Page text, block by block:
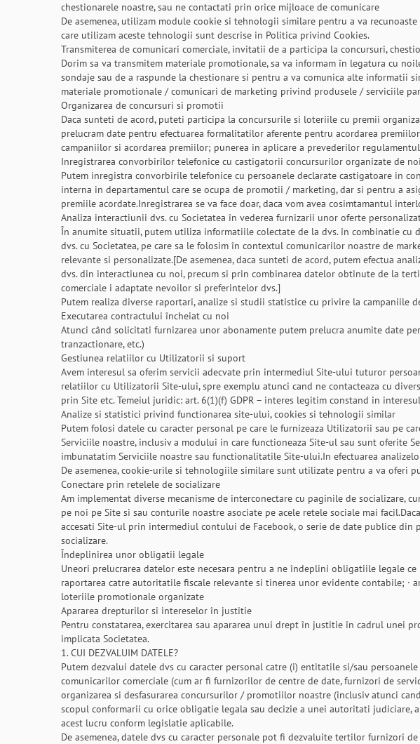
chestionarele noastre, sau ne contactati prin orice mijloace de comunicare
De asemenea, utilizam module cookie si tehnologii similare pentru a va
care utilizam aceste tehnologii sunt descrise in Politica privind Cookies.
Transmiterea de comunicari comerciale, invitatii de a participa la concursuri,
Dorim sa va transmitem materiale promotionale, sa va informam în legatura cu
sondaje sau de a raspunde la chestionare si pentru a va comunica alte informatii
materiale promotionale / comunicari de marketing privind produsele / serviciile
Organizarea de concursuri si promotii
Daca sunteti de acord, puteti participa la concursurile si loteriile cu premii
prelucram date pentru efectuarea formalitatilor aferente pentru acordarea
campaniilor si acordarea premiilor; punerea in aplicare a prevederilor
Inregistrarea convorbirilor telefonice cu castigatorii concursurilor organizate de noi
Putem inregistra convorbirile telefonice cu persoanele declarate castigatoare in
interna in departamentul care se ocupa de promotii / marketing, dar si pentru a
premiile acordate.Inregistrarea se va face doar, daca vom avea cosimtamantul
Analiza interactiunii dvs. cu Societatea în vederea furnizarii unor oferte
În anumite situatii, putem utiliza informatiile colectate de la dvs. în combinatie cu
dvs. cu Societatea, pe care sa le folosim în contextul comunicarilor noastre de
relevante si personalizate.[De asemenea, daca sunteti de acord, putem efectua
dvs. din interactiunea cu noi, precum si prin combinarea datelor obtinute de la
comerciale i adaptate nevoilor si preferintelor dvs.]
Putem realiza diverse raportari, analize si studii statistice cu privire la campaniile
Executarea contractului încheiat cu noi
Atunci când solicitati furnizarea unor abonamente putem prelucra anumite date
tranzactionare, etc.)
Gestiunea relatiilor cu Utilizatorii si suport
Avem interesul sa oferim servicii adecvate prin intermediul Site-ului tuturor
relatiilor cu Utilizatorii Site-ului, spre exemplu atunci cand ne contacteaza cu
prin Site etc. Temeiul juridic: art. 6(1)(f) GDPR – interes legitim constand in
Analize si statistici privind functionarea site-ului, cookies si tehnologii similar
Putem folosi datele cu caracter personal pe care le furnizeaza Utilizatorii sau pe
Serviciile noastre, inclusiv a modului in care functioneaza Site-ul sau sunt oferite
imbunatatim Serviciile noastre sau functionalitatile Site-ului.In efectuarea
De asemenea, cookie-urile si tehnologiile similare sunt utilizate pentru a va oferi
Conectare prin retelele de socializare
Am implementat diverse mecanisme de interconectare cu paginile de socializare,
pe noi pe Site si sau conturile noastre asociate pe acele retele sociale mai
accesati Site-ul prin intermediul contului de Facebook, o serie de date publice
socializare.
Îndeplinirea unor obligatii legale
Uneori prelucrarea datelor este necesara pentru a ne îndeplini obligatiile legale
raportarea catre autoritatile fiscale relevante si tinerea unor evidente contabile;
loteriile promotionale organizate
Apararea drepturilor si intereselor în justitie
Pentru constatarea, exercitarea sau apararea unui drept în justitie în cadrul unei
implicata Societatea.
1. CUI DEZVALUIM DATELE?
Putem dezvalui datele dvs cu caracter personal catre (i) entitatile si/sau
comunicarilor comerciale (cum ar fi furnizorilor de centre de date, furnizori de
organizarea si desfasurarea concursurilor / promotiilor noastre (inclusiv atunci
scopul conformarii cu orice obligatie legala sau decizie a unei autoritati judiciare,
acest lucru conform legislatie aplicabile.
De asemenea, datele dvs cu caracter personale pot fi dezvaluite tertilor furnizori